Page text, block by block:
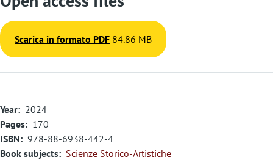
Scarica in formato PDF 84.86 MB
Year
2024
Pages
170
ISBN
978-88-6938-442-4
Book subjects
Scienze Storico-Artistiche